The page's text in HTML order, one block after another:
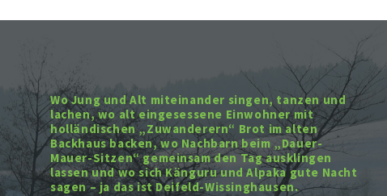
Wo Jung und Alt miteinander singen, tanzen und
lachen, wo alt eingesessene Einwohner mit
holländischen „Zuwanderern“ Brot im alten
Backhaus backen, wo Nachbarn beim „Dauer-
Mauer-Sitzen“ gemeinsam den Tag ausklingen
lassen und wo sich Känguru und Alpaka gute Nacht
sagen – ja das ist Deifeld-Wissinghausen.